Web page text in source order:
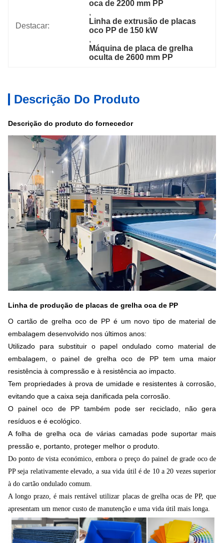
Destacar:
oca de 2200 mm PP
,
Linha de extrusão de placas
oco PP de 150 kW
,
Máquina de placa de grelha
oculta de 2600 mm PP
Descrição Do Produto
Descrição do produto do fornecedor
Linha de produção de placas de grelha oca de PP
O cartão de grelha oco de PP é um novo tipo de material de
embalagem desenvolvido nos últimos anos:
Utilizado para substituir o papel ondulado como material de
embalagem, o painel de grelha oco de PP tem uma maior
resistência à compressão e à resistência ao impacto.
Tem propriedades à prova de umidade e resistentes à corrosão,
evitando que a caixa seja danificada pela corrosão.
O painel oco de PP também pode ser reciclado, não gera
resíduos e é ecológico.
A folha de grelha oca de várias camadas pode suportar mais
pressão e, portanto, proteger melhor o produto.
Do ponto de vista económico, embora o preço do painel de grade oco de
PP seja relativamente elevado, a sua vida útil é de 10 a 20 vezes superior
à do cartão ondulado comum.
A longo prazo, é mais rentável utilizar placas de grelha ocas de PP, que
apresentam um menor custo de manutenção e uma vida útil mais longa.